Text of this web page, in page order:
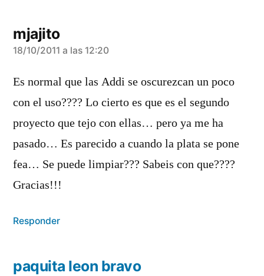
mjajito
dice:
18/10/2011 a las 12:20
Es normal que las Addi se oscurezcan un poco
con el uso???? Lo cierto es que es el segundo
proyecto que tejo con ellas… pero ya me ha
pasado… Es parecido a cuando la plata se pone
fea… Se puede limpiar??? Sabeis con que????
Gracias!!!
Responder
paquita leon bravo